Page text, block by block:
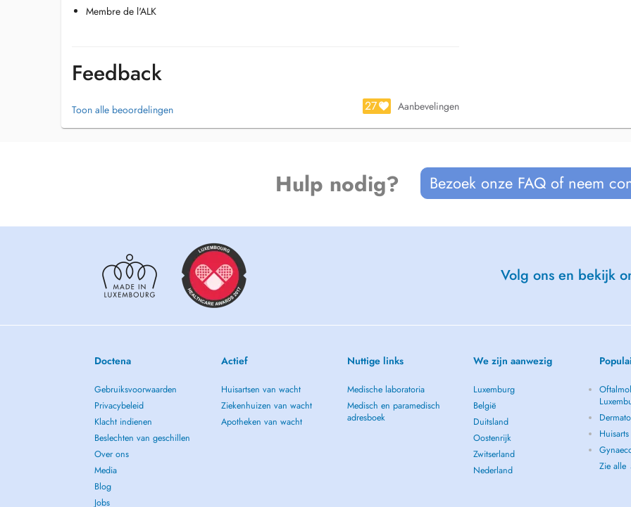
Membre de l'ALK
Feedback
Toon alle beoordelingen 27 Aanbevelingen
Hulp nodig? Bezoek onze FAQ of neem
Volg ons en bekijk
Doctena
Gebruiksvoorwaarden
Privacybeleid
Klacht indienen
Beslechten van geschillen
Over ons
Media
Blog
Jobs
Actief
Huisartsen van wacht
Ziekenhuizen van wacht
Apotheken van wacht
Nuttige links
Medische laboratoria
Medisch en paramedisch
adresboek
We zijn aanwezig
Luxemburg
België
Duitsland
Oostenrijk
Zwitserland
Nederland
Zie